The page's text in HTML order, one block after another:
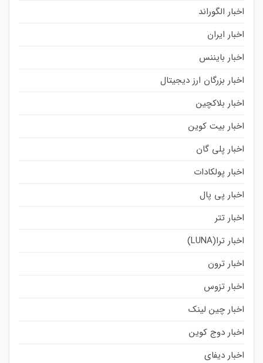
اخبار الگوراند
اخبار ایران
اخبار بایننس
اخبار بزرگان ارز دیجیتال
اخبار بلاکچین
اخبار بیت کوین
اخبار پلی گان
اخبار پولکادات
اخبار پی پال
اخبار تتر
اخبار ترا(LUNA)
اخبار ترون
اخبار تزوس
اخبار چین لینک
اخبار دوج کوین
اخبار دیفای